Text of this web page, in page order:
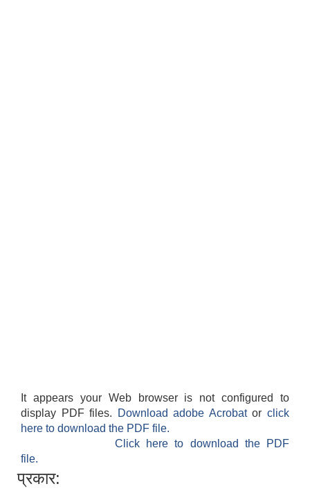
It appears your Web browser is not configured to
display PDF files.
Download adobe Acrobatorclick
here to download the PDF file.
Click here to download the PDF
file.
प्रकार: